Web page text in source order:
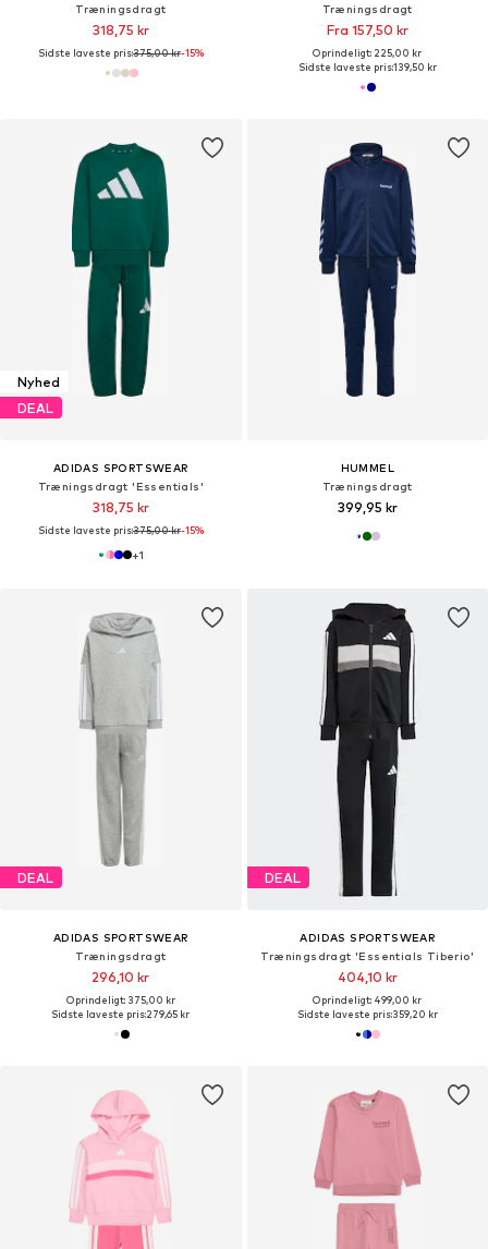
Træningsdragt
318,75 kr
Sidste laveste pris:375,00 kr-15%
Træningsdragt
Fra 157,50 kr
Oprindeligt: 225,00 kr
Sidste laveste pris:139,50 kr
Nyhed
DEAL
ADIDAS SPORTSWEAR
Træningsdragt 'Essentials'
318,75 kr
Sidste laveste pris:375,00 kr-15%
+1
HUMMEL
Træningsdragt
399,95 kr
DEAL
ADIDAS SPORTSWEAR
Træningsdragt
296,10 kr
Oprindeligt: 375,00 kr
Sidste laveste pris:279,65 kr
DEAL
ADIDAS SPORTSWEAR
Træningsdragt 'Essentials Tiberio'
404,10 kr
Oprindeligt: 499,00 kr
Sidste laveste pris:359,20 kr